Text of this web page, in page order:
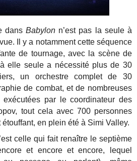
dansBabylon n’est pas la seule à
Il y a notamment cette séquence
de tournage, avec la scène de
elle seule a nécessité plus de 30
un orchestre complet de 30
de combat, et de nombreuses
par le coordinateur des
tout cela avec 700 personnes
en plein été à Simi Valley.
celle qui fait renaître le septième
et encore et encore, lequel